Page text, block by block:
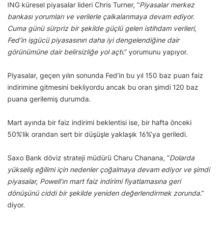
ING küresel piyasalar lideri Chris Turner, “Piyasalar merkez
bankası yorumları ve verilerle çalkalanmaya devam ediyor.
Cuma günü sürpriz bir şekilde güçlü gelen istihdam verileri,
Fed’in işgücü piyasasının daha iyi dengelendiğine dair
görünümüne dair belirsizliğe yol açtı.” yorumunu yapıyor.
Piyasalar, geçen yılın sonunda Fed’in bu yıl 150 baz puan faiz
indirimine gitmesini bekliyordu ancak bu oran şimdi 120 baz
puana gerilemiş durumda.
Mart ayında bir faiz indirimi beklentisi ise, bir hafta önceki
50%’lik orandan sert bir düşüşle yaklaşık 16%’ya geriledi.
Saxo Bank döviz strateji müdürü Charu Chanana, “Dolarda
yükseliş eğilimi için nedenler çoğalmaya devam ediyor ve şimdi
piyasalar, Powell’ın mart faiz indirimi fiyatlamasına geri
dönüşünü ciddi bir şekilde yeniden değerlendirmek zorunda.”
diyor.